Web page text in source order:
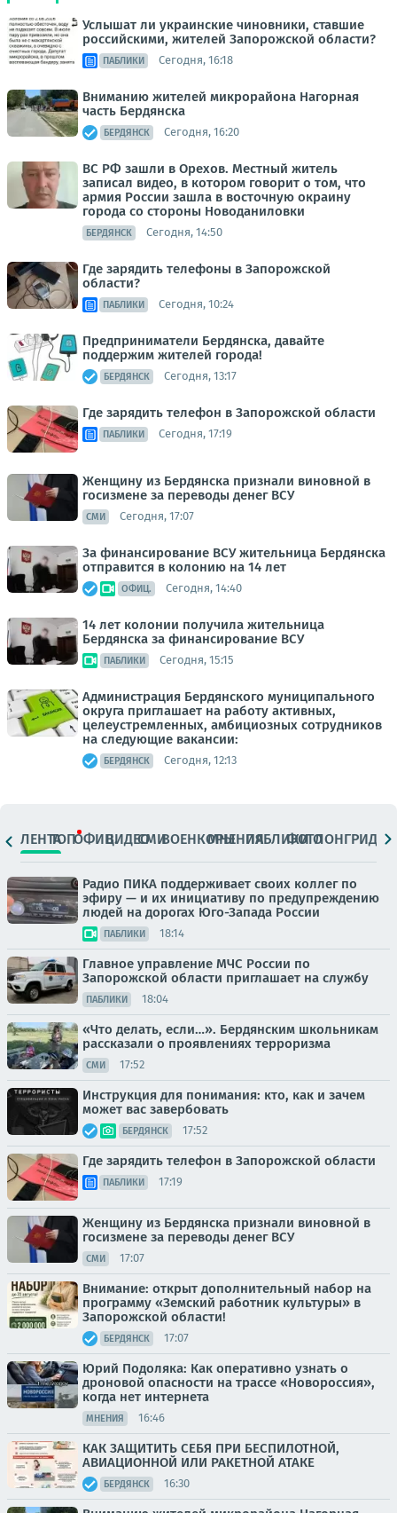
Услышат ли украинские чиновники, ставшие
российскими, жителей Запорожской области?
ПАБЛИКИ Сегодня, 16:18
Вниманию жителей микрорайона Нагорная
часть Бердянска
БЕРДЯНСК Сегодня, 16:20
ВС РФ зашли в Орехов. Местный житель
записал видео, в котором говорит о том, что
армия России зашла в восточную окраину
города со стороны Новоданиловки
БЕРДЯНСК Сегодня, 14:50
Где зарядить телефоны в Запорожской
области?
ПАБЛИКИ Сегодня, 10:24
Предприниматели Бердянска, давайте
поддержим жителей города!
БЕРДЯНСК Сегодня, 13:17
Где зарядить телефон в Запорожской области
ПАБЛИКИ Сегодня, 17:19
Женщину из Бердянска признали виновной в
госизмене за переводы денег ВСУ
СМИ Сегодня, 17:07
За финансирование ВСУ жительница Бердянска
отправится в колонию на 14 лет
ОФИЦ. Сегодня, 14:40
14 лет колонии получила жительница
Бердянска за финансирование ВСУ
ПАБЛИКИ Сегодня, 15:15
Администрация Бердянского муниципального
округа приглашает на работу активных,
целеустремленных, амбициозных сотрудников
на следующие вакансии:
БЕРДЯНСК Сегодня, 12:13
ЛЕНТАТОПОФИЦ.ВИДЕОСМИВОЕНКОРЫМНЕНИЯПАБЛИКИ
ФОТОЛОНГРИДЫ
Радио ПИКА поддерживает своих коллег по
эфиру — и их инициативу по предупреждению
людей на дорогах Юго-Запада России
ПАБЛИКИ 18:14
Главное управление МЧС России по
Запорожской области приглашает на службу
ПАБЛИКИ 18:04
«Что делать, если…». Бердянским школьникам
рассказали о проявлениях терроризма
СМИ 17:52
Инструкция для понимания: кто, как и зачем
может вас завербовать
БЕРДЯНСК 17:52
Где зарядить телефон в Запорожской области
ПАБЛИКИ 17:19
Женщину из Бердянска признали виновной в
госизмене за переводы денег ВСУ
СМИ 17:07
Внимание: открыт дополнительный набор на
программу «Земский работник культуры» в
Запорожской области!
БЕРДЯНСК 17:07
Юрий Подоляка: Как оперативно узнать о
дроновой опасности на трассе «Новороссия»,
когда нет интернета
МНЕНИЯ 16:46
КАК ЗАЩИТИТЬ СЕБЯ ПРИ БЕСПИЛОТНОЙ,
АВИАЦИОННОЙ ИЛИ РАКЕТНОЙ АТАКЕ
БЕРДЯНСК 16:30